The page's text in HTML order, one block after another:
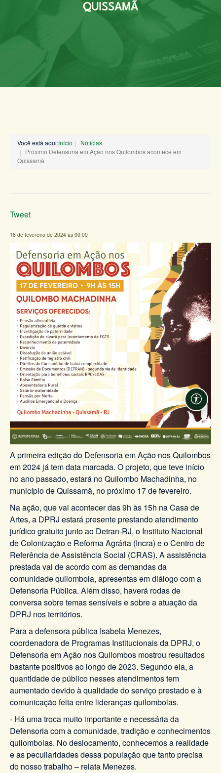
QUISSAMÃ
Você está aqui:Início
Notícias
Próximo Defensoria em Ação nos Quilombos acontece em
Quissamã
Tweet
16 de fevereiro de 2024 às 00:00
A primeira edição do Defensoria em Ação nos Quilombos
em 2024 já tem data marcada. O projeto, que teve início
no ano passado, estará no Quilombo Machadinha, no
município de Quissamã, no próximo 17 de fevereiro.
Na ação, que vai acontecer das 9h às 15h na Casa de
Artes, a DPRJ estará presente prestando atendimento
jurídico gratuito junto ao Detran-RJ, o Instituto Nacional
de Colonização e Reforma Agrária (Incra) e o Centro de
Referência de Assistência Social (CRAS). A assistência
prestada vai de acordo com as demandas da
comunidade quilombola, apresentas em diálogo com a
Defensoria Pública. Além disso, haverá rodas de
conversa sobre temas sensíveis e sobre a atuação da
DPRJ nos territórios.
Para a defensora pública Isabela Menezes,
coordenadora de Programas Institucionais da DPRJ, o
Defensoria em Ação nos Quilombos mostrou resultados
bastante positivos ao longo de 2023. Segundo ela, a
quantidade de público nesses atendimentos tem
aumentado devido à qualidade do serviço prestado e à
comunicação feita entre lideranças quilombolas.
- Há uma troca muito importante e necessária da
Defensoria com a comunidade, tradição e conhecimentos
quilombolas. No deslocamento, conhecemos a realidade
e as peculiaridades dessa população que tanto precisa
do nosso trabalho – relata Menezes.